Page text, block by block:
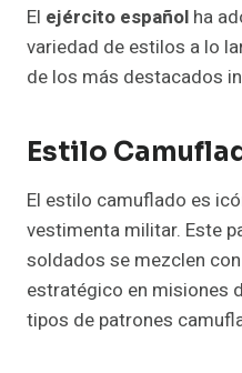
El ejército español ha
variedad de estilos a lo
de los más destacados
Estilo
El estilo camuflado es
vestimenta militar. Este
soldados se mezclen
estratégico en misiones
tipos de patrones